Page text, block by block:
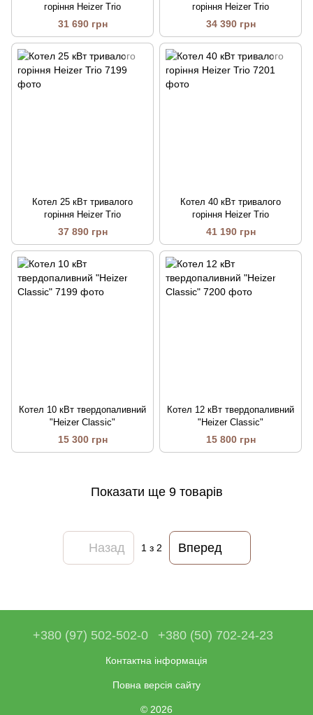
горіння Heizer Trio
31 690 грн
горіння Heizer Trio
34 390 грн
Котел 25 кВт тривалого
горіння Heizer Trio
37 890 грн
Котел 40 кВт тривалого
горіння Heizer Trio
41 190 грн
Котел 10 кВт твердопаливний
"Heizer Classic"
15 300 грн
Котел 12 кВт твердопаливний
"Heizer Classic"
15 800 грн
Показати ще 9 товарів
Назад 1з 2 Вперед
+380 (97) 502-502-0 +380 (50) 702-24-23
Контактна інформація
Повна версія сайту
© 2026